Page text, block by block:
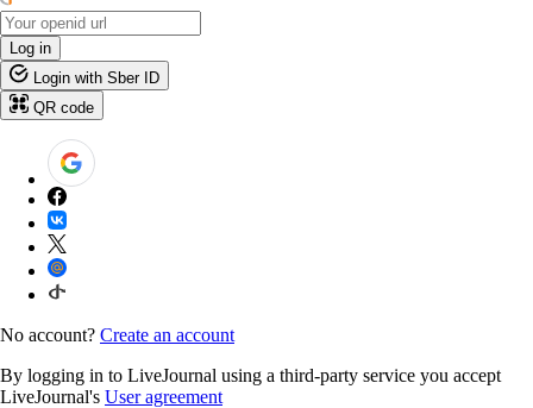
Log in
Login with Sber ID
QR code
No account? Create an account
By logging in to LiveJournal using a third-party service you accept
LiveJournal's User agreement